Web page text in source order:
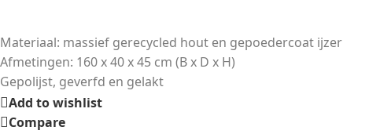
Materiaal: massief gerecycled hout en gepoedercoat ijzer
Afmetingen: 160 x 40 x 45 cm (B x D x H)
Gepolijst, geverfd en gelakt
Add to wishlist
Compare